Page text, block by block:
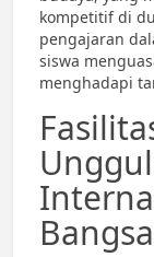
kompetitif di
pengajaran
siswa
menghadapi
Bangsa